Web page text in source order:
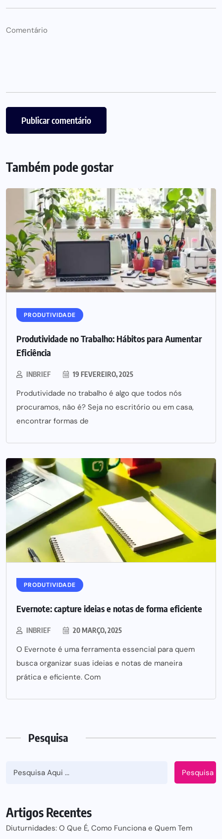
Também pode gostar
PRODUTIVIDADE
Produtividade no Trabalho: Hábitos para Aumentar
Eficiência
INBRIEF 19 FEVEREIRO, 2025
Produtividade no trabalho é algo que todos nós
procuramos, não é? Seja no escritório ou em casa,
encontrar formas de
PRODUTIVIDADE
Evernote: capture ideias e notas de forma eficiente
INBRIEF 20 MARÇO, 2025
O Evernote é uma ferramenta essencial para quem
busca organizar suas ideias e notas de maneira
prática e eficiente. Com
Pesquisa
Pesquisa
Artigos Recentes
Diuturnidades: O Que É, Como Funciona e Quem Tem